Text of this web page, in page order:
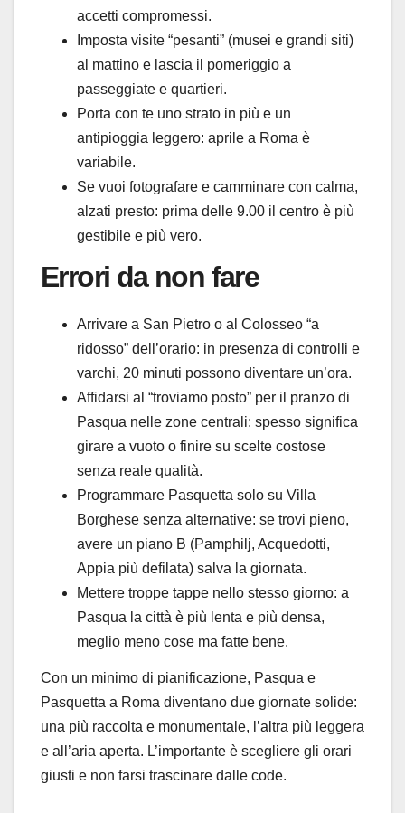
accetti compromessi.
Imposta visite “pesanti” (musei e grandi siti)
al mattino e lascia il pomeriggio a
passeggiate e quartieri.
Porta con te uno strato in più e un
antipioggia leggero: aprile a Roma è
variabile.
Se vuoi fotografare e camminare con calma,
alzati presto: prima delle 9.00 il centro è più
gestibile e più vero.
Errori da non fare
Arrivare a San Pietro o al Colosseo “a
ridosso” dell’orario: in presenza di controlli e
varchi, 20 minuti possono diventare un’ora.
Affidarsi al “troviamo posto” per il pranzo di
Pasqua nelle zone centrali: spesso significa
girare a vuoto o finire su scelte costose
senza reale qualità.
Programmare Pasquetta solo su Villa
Borghese senza alternative: se trovi pieno,
avere un piano B (Pamphilj, Acquedotti,
Appia più defilata) salva la giornata.
Mettere troppe tappe nello stesso giorno: a
Pasqua la città è più lenta e più densa,
meglio meno cose ma fatte bene.
Con un minimo di pianificazione, Pasqua e
Pasquetta a Roma diventano due giornate solide:
una più raccolta e monumentale, l’altra più leggera
e all’aria aperta. L’importante è scegliere gli orari
giusti e non farsi trascinare dalle code.